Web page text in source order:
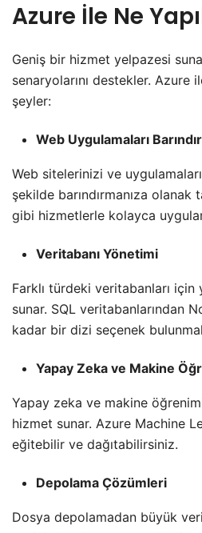
Azure İle Ne
Geniş bir hizmet yelpazesi
senaryolarını destekler. Azure
şeyler:
Web Uygulamaları
Web sitelerinizi ve
şekilde barındırmanıza olanak
gibi hizmetlerle kolayca
Veritabanı Yönetimi
Farklı türdeki veritabanları
sunar. SQL veritabanlarından
kadar bir dizi seçenek
Yapay Zeka ve Makine
Yapay zeka ve makine
hizmet sunar. Azure Machine
eğitebilir ve dağıtabilirsiniz.
Depolama Çözümleri
Dosya depolamadan büyük